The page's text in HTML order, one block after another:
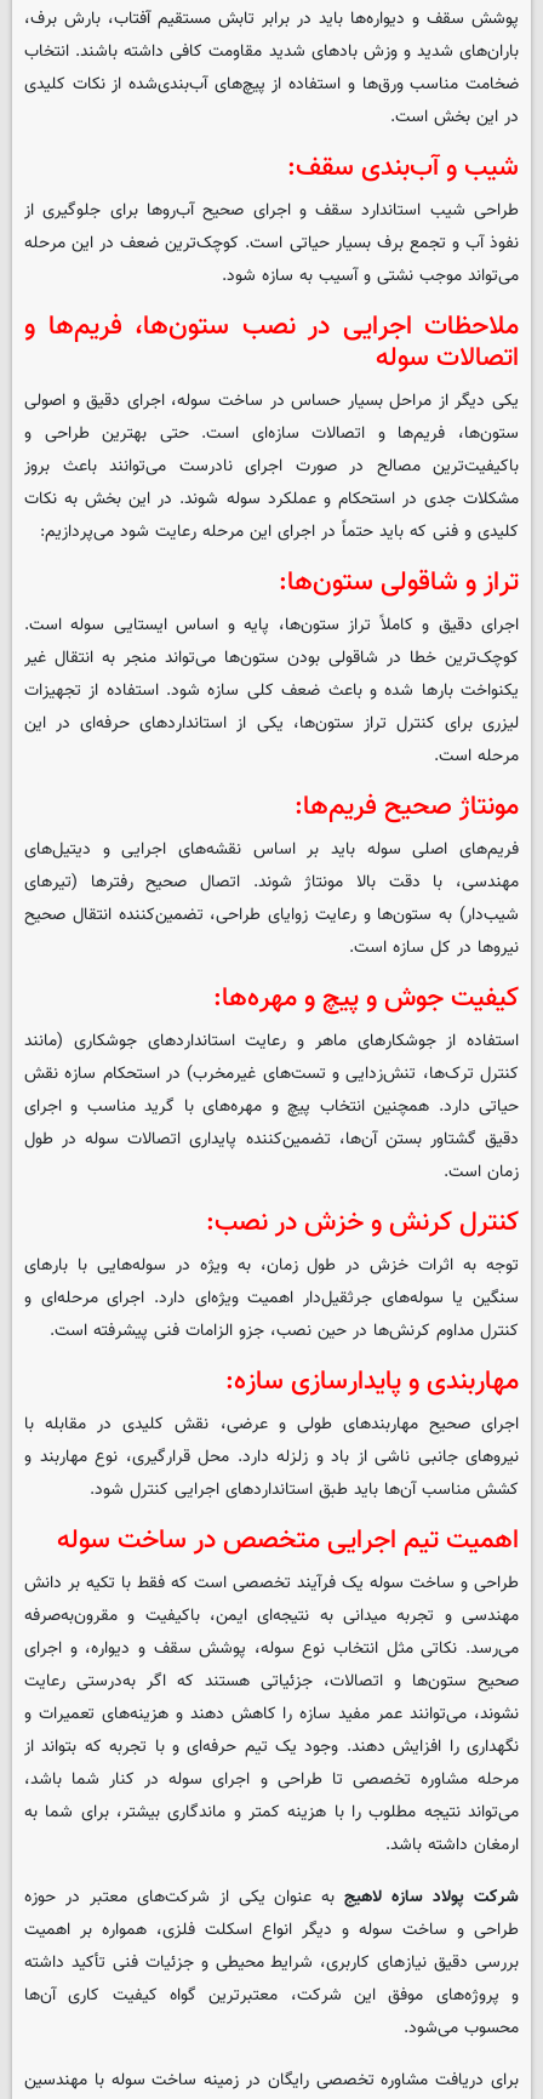
پوشش سقف و دیواره‌ها باید در برابر تابش مستقیم آفتاب، بارش برف،
باران‌های شدید و وزش بادهای شدید مقاومت کافی داشته باشند. انتخاب
ضخامت مناسب ورق‌ها و استفاده از پیچ‌های آب‌بندی‌شده از نکات کلیدی
در این بخش است.
شیب و آب‌بندی سقف:
طراحی شیب استاندارد سقف و اجرای صحیح آب‌روها برای جلوگیری از
نفوذ آب و تجمع برف بسیار حیاتی است. کوچک‌ترین ضعف در این مرحله
می‌تواند موجب نشتی و آسیب به سازه شود.
ملاحظات اجرایی در نصب ستون‌ها، فریم‌ها و
اتصالات سوله
یکی دیگر از مراحل بسیار حساس در ساخت سوله، اجرای دقیق و اصولی
ستون‌ها، فریم‌ها و اتصالات سازه‌ای است. حتی بهترین طراحی و
باکیفیت‌ترین مصالح در صورت اجرای نادرست می‌توانند باعث بروز
مشکلات جدی در استحکام و عملکرد سوله شوند. در این بخش به نکات
کلیدی و فنی که باید حتماً در اجرای این مرحله رعایت شود می‌پردازیم:
تراز و شاقولی ستون‌ها:
اجرای دقیق و کاملاً تراز ستون‌ها، پایه و اساس ایستایی سوله است.
کوچک‌ترین خطا در شاقولی بودن ستون‌ها می‌تواند منجر به انتقال غیر
یکنواخت بارها شده و باعث ضعف کلی سازه شود. استفاده از تجهیزات
لیزری برای کنترل تراز ستون‌ها، یکی از استانداردهای حرفه‌ای در این
مرحله است.
مونتاژ صحیح فریم‌ها:
فریم‌های اصلی سوله باید بر اساس نقشه‌های اجرایی و دیتیل‌های
مهندسی، با دقت بالا مونتاژ شوند. اتصال صحیح رفترها (تیرهای
شیب‌دار) به ستون‌ها و رعایت زوایای طراحی، تضمین‌کننده انتقال صحیح
نیروها در کل سازه است.
کیفیت جوش و پیچ و مهره‌ها:
استفاده از جوشکارهای ماهر و رعایت استانداردهای جوشکاری (مانند
کنترل ترک‌ها، تنش‌زدایی و تست‌های غیرمخرب) در استحکام سازه نقش
حیاتی دارد. همچنین انتخاب پیچ و مهره‌های با گرید مناسب و اجرای
دقیق گشتاور بستن آن‌ها، تضمین‌کننده پایداری اتصالات سوله در طول
زمان است.
کنترل کرنش و خزش در نصب:
توجه به اثرات خزش در طول زمان، به ویژه در سوله‌هایی با بارهای
سنگین یا سوله‌های جرثقیل‌دار اهمیت ویژه‌ای دارد. اجرای مرحله‌ای و
کنترل مداوم کرنش‌ها در حین نصب، جزو الزامات فنی پیشرفته است.
مهاربندی و پایدارسازی سازه:
اجرای صحیح مهاربندهای طولی و عرضی، نقش کلیدی در مقابله با
نیروهای جانبی ناشی از باد و زلزله دارد. محل قرارگیری، نوع مهاربند و
کشش مناسب آن‌ها باید طبق استانداردهای اجرایی کنترل شود.
اهمیت تیم اجرایی متخصص در ساخت سوله
طراحی و ساخت سوله یک فرآیند تخصصی است که فقط با تکیه بر دانش
مهندسی و تجربه میدانی به نتیجه‌ای ایمن، باکیفیت و مقرون‌به‌صرفه
می‌رسد. نکاتی مثل انتخاب نوع سوله، پوشش سقف و دیواره، و اجرای
صحیح ستون‌ها و اتصالات، جزئیاتی هستند که اگر به‌درستی رعایت
نشوند، می‌توانند عمر مفید سازه را کاهش دهند و هزینه‌های تعمیرات و
نگهداری را افزایش دهند. وجود یک تیم حرفه‌ای و با تجربه که بتواند از
مرحله مشاوره تخصصی تا طراحی و اجرای سوله در کنار شما باشد،
می‌تواند نتیجه مطلوب را با هزینه کمتر و ماندگاری بیشتر، برای شما به
ارمغان داشته باشد.
شرکت پولاد سازه لاهیج به عنوان یکی از شرکت‌های معتبر در حوزه
طراحی و ساخت سوله و دیگر انواع اسکلت فلزی، همواره بر اهمیت
بررسی دقیق نیازهای کاربری، شرایط محیطی و جزئیات فنی تأکید داشته
و پروژه‌های موفق این شرکت، معتبرترین گواه کیفیت کاری آن‌ها
محسوب می‌شود.
برای دریافت مشاوره تخصصی رایگان در زمینه ساخت سوله با مهندسین